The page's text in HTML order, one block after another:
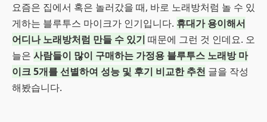
요즘은 집에서 혹은 놀러갔을 때, 바로 노래방처럼 놀 수 있
게하는 블루투스 마이크가 인기입니다. 휴대가 용이해서
어디나 노래방처럼 만들 수 있기 때문에 그런 것 인데요. 오
늘은 사람들이 많이 구매하는 가정용 블루투스 노래방 마
이크 5개를 선별하여 성능 및 후기 비교한 추천 글을 작성
해봤습니다.